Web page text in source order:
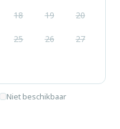
18 19 20
25 26 27
Niet beschikbaar